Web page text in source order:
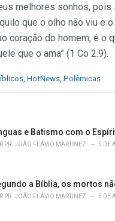
melhores sonhos, pois
que o olho não viu e
coração do homem, é o
que o ama” (1 Co 2.9).
HotNews Polêmicas
e Batismo com o
PR. JOÃO FLÁVIO MARTINEZ 5 DE
a Bíblia, os mortos
PR. JOÃO FLÁVIO MARTINEZ 5 DE